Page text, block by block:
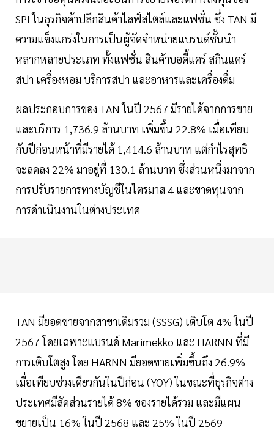
SPI ในธุรกิจค้าปลีกสินค้าไลฟ์สไตล์และแฟชั่น ซึ่ง TAN มี
ความแข็งแกร่งในการเป็นผู้จัดจำหน่ายแบรนด์ชั้นนำ
หลากหลายประเภท ทั้งแฟชั่น สินค้าบอดี้แคร์ สกินแคร์
สปา เครื่องหอม บริการสปา และอาหารและเครื่องดื่ม
ผลประกอบการของ TAN ในปี 2567 มีรายได้จากการขาย
และบริการ 1,736.9 ล้านบาท เพิ่มขึ้น 22.8% เมื่อเทียบ
กับปีก่อนหน้าที่มีรายได้ 1,414.6 ล้านบาท แต่กำไรสุทธิ
จะลดลง 22% มาอยู่ที่ 130.1 ล้านบาท ซึ่งส่วนหนึ่งมาจาก
การปรับรายการทางบัญชีในไตรมาส 4 และขาดทุนจาก
การดำเนินงานในต่างประเทศ
TAN มียอดขายจากสาขาเดิมรวม (SSSG) เติบโต 4% ในปี
2567 โดยเฉพาะแบรนด์ Marimekko และ HARNN ที่มี
การเติบโตสูง โดย HARNN มียอดขายเพิ่มขึ้นถึง 26.9%
เมื่อเทียบช่วงเดียวกันในปีก่อน (YOY) ในขณะที่ธุรกิจต่าง
ประเทศมีสัดส่วนรายได้ 8% ของรายได้รวม และมีแผน
ขยายเป็น 16% ในปี 2568 และ 25% ในปี 2569